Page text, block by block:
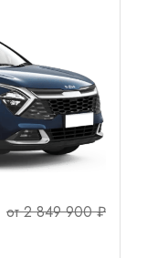
от 2 849 900 ₽